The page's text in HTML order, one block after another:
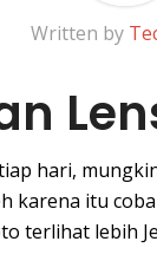
Written by
hari,
karena itu
terlihat lebih